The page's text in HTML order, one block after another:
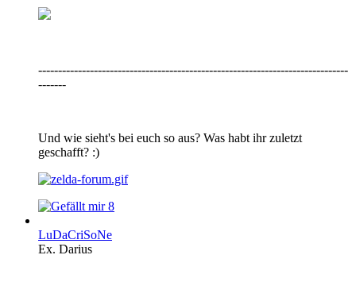
------------------------------------------------------------------------------
-------
Und wie sieht's bei euch so aus? Was habt ihr zuletzt
geschafft? :)
8
LuDaCriSoNe
Ex. Darius